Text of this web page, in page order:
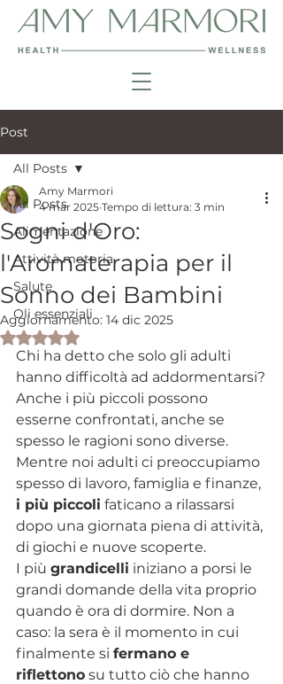
Post
All Posts
Alimentazione
Attività motoria
Salute
Oli essenziali
All Posts
Sogni d'Oro:
l'Aromaterapia per il
Sonno dei Bambini
Amy Marmori
4 mar 2025 Tempo di lettura: 3 min
Aggiornamento: 14 dic 2025
Valutazione NaN stelle su 5.
Chi ha detto che solo gli adulti
hanno difficoltà ad addormentarsi?
Anche i più piccoli possono
esserne confrontati, anche se
spesso le ragioni sono diverse.
Mentre noi adulti ci preoccupiamo
spesso di lavoro, famiglia e finanze,
i più piccoli faticano a rilassarsi
dopo una giornata piena di attività,
di giochi e nuove scoperte.
I più grandicelli iniziano a porsi le
grandi domande della vita proprio
quando è ora di dormire. Non a
caso: la sera è il momento in cui
finalmente si fermano e
riflettono su tutto ciò che hanno